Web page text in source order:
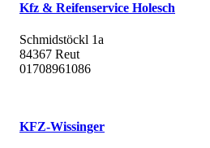
Kfz & Reifenservice Holesch
Schmidstöckl 1a
84367 Reut
01708961086
KFZ-Wissinger